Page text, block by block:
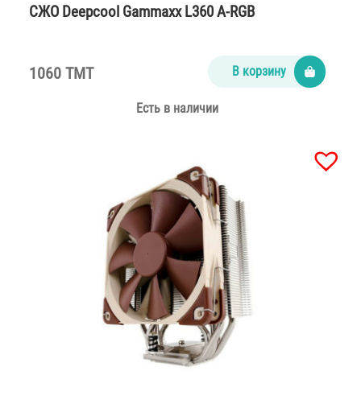
СЖО Deepcool Gammaxx L360 A-RGB
1060 TMT В корзину
Есть в наличии